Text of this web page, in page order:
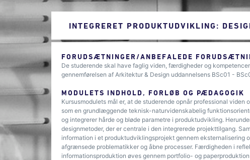
INTEGRERET PRODUKTUDVIKLING:
FORUDSÆTNINGER/ANBEFALEDE
De studerende skal have faglig viden, færdigheder og
gennemførelsen af Arkitektur & Design uddannelsens BSc01 -
MODULETS INDHOLD, FORLØB OG PÆDAGOGIK
Kursusmodulets mål er, at de studerende opnår professional
som en grundlæggende teknisk-naturvidenskabelig
og integrerer hårde og bløde parametre i produktudvikling.
designmetoder, der er centrale i den integrerede projekttilgang.
information i et produktudviklingsprojekt gennem
afgrænsede problematikker og åbne processer. Færdigheden i
informationsproduktion øves gennem portfolio- og